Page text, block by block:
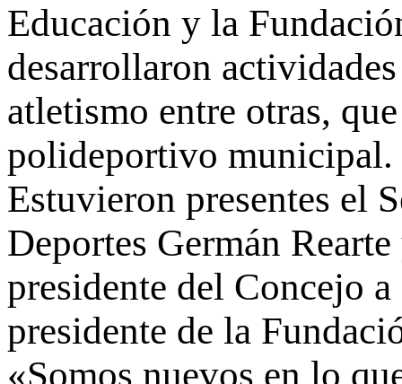
Educación y la
desarrollaron
atletismo entre otras,
polideportivo municipal.
Estuvieron presentes el
Deportes Germán
presidente del Concejo
presidente de la
«Somos nuevos en lo